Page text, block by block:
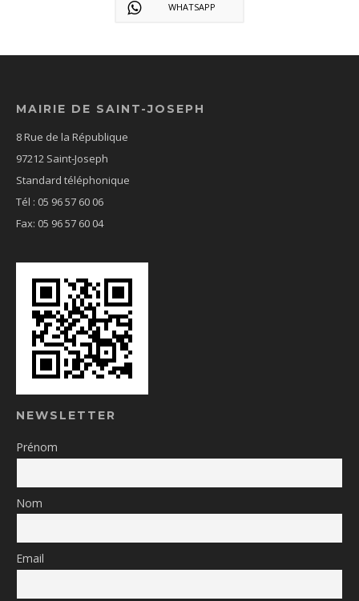
WHATSAPP
MAIRIE DE SAINT-JOSEPH
8 Rue de la République
97212 Saint-Joseph
Standard téléphonique
Tél : 05 96 57 60 06
Fax: 05 96 57 60 04
NEWSLETTER
Prénom
Nom
Email